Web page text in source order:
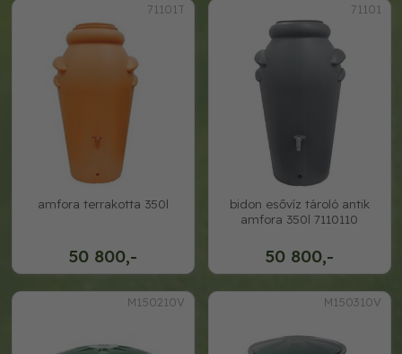
71101T
50 800,-
amfora terrakotta 350l
71101
50 800,-
bidon esővíz tároló antik
amfora 350l 7110110
M150210V M150310V